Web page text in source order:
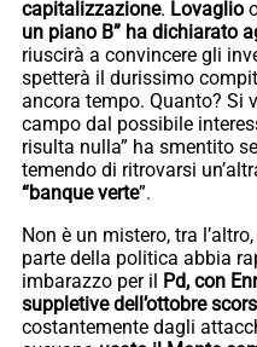
capitalizzazione. Lovaglio
un piano B” ha dichiarato
riuscirà a convincere gli
spetterà il durissimo
ancora tempo. Quanto? Si
campo dal possibile
risulta nulla” ha smentito
temendo di ritrovarsi
“banque verte”.
Non è un mistero, tra
parte della politica abbia
imbarazzo per il Pd, con
suppletive dell’ottobre
costantemente dagli